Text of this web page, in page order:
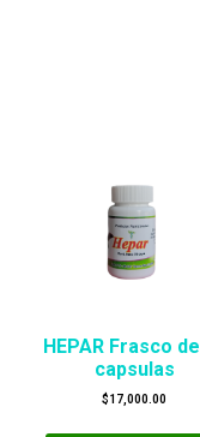
HEPAR Frasco
capsulas
$17,000.00